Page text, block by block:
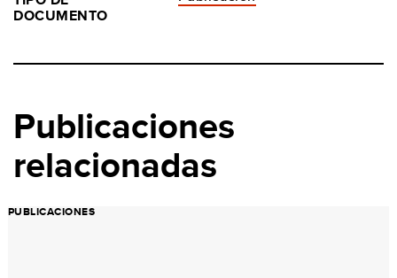
DOCUMENTO
Publicaciones
relacionadas
PUBLICACIONES